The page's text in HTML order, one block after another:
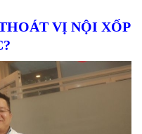
VỊ NỘI XỐP